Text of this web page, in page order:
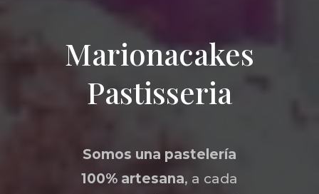
Marionacakes
Pastisseria
Somos una pastelería
100% artesana, a cada